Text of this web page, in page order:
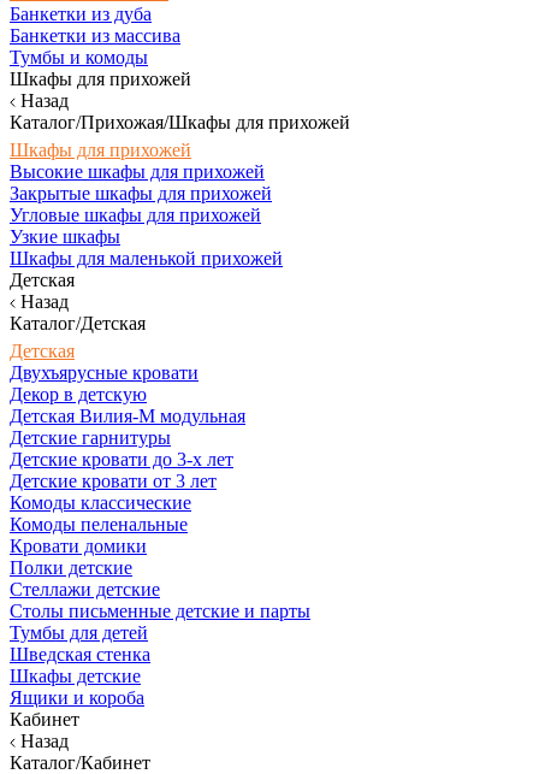
Банкетки из дуба
Банкетки из массива
Тумбы и комоды
Шкафы для прихожей
Назад
Каталог/Прихожая/Шкафы для прихожей
Шкафы для прихожей
Высокие шкафы для прихожей
Закрытые шкафы для прихожей
Угловые шкафы для прихожей
Узкие шкафы
Шкафы для маленькой прихожей
Детская
Назад
Каталог/Детская
Детская
Двухъярусные кровати
Декор в детскую
Детская Вилия-М модульная
Детские гарнитуры
Детские кровати до 3-х лет
Детские кровати от 3 лет
Комоды классические
Комоды пеленальные
Кровати домики
Полки детские
Стеллажи детские
Столы письменные детские и парты
Тумбы для детей
Шведская стенка
Шкафы детские
Ящики и короба
Кабинет
Назад
Каталог/Кабинет